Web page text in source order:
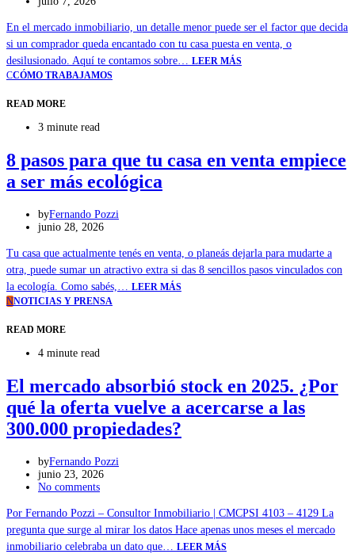
En el mercado inmobiliario, un detalle menor puede ser el factor que decida
si un comprador queda encantado con tu casa puesta en venta, o
desilusionado. Aquí te contamos sobre… LEER MÁS
CCÓMO TRABAJAMOS
READ MORE
3 minute read
8 pasos para que tu casa en venta empiece
a ser más ecológica
byFernando Pozzi
junio 28, 2026
Tu casa que actualmente tenés en venta, o planeás dejarla para mudarte a
otra, puede sumar un atractivo extra si das 8 sencillos pasos vinculados con
la ecología. Como sabés,… LEER MÁS
NNOTICIAS Y PRENSA
READ MORE
4 minute read
El mercado absorbió stock en 2025. ¿Por
qué la oferta vuelve a acercarse a las
300.000 propiedades?
byFernando Pozzi
junio 23, 2026
No comments
Por Fernando Pozzi – Consultor Inmobiliario | CMCPSI 4103 – 4129 La
pregunta que surge al mirar los datos Hace apenas unos meses el mercado
inmobiliario celebraba un dato que… LEER MÁS